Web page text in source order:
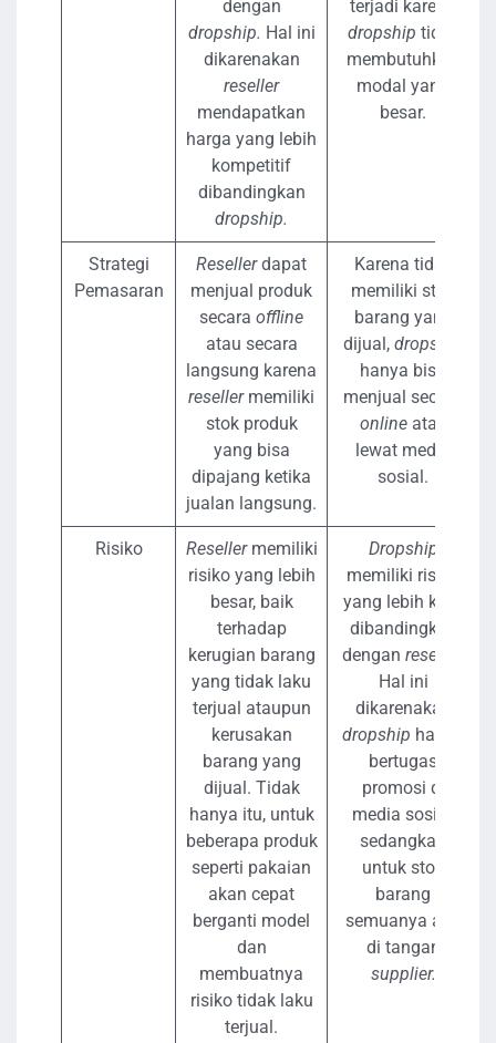
dengan
dropship. Hal ini
dikarenakan
reseller
mendapatkan
harga yang lebih
kompetitif
dibandingkan
dropship.
terjadi karena
dropship tidak
membutuhkan
modal yang
besar.
Strategi
Pemasaran
Resellerdapat
menjual produk
secara offline
atau secara
langsung karena
reseller memiliki
stok produk
yang bisa
dipajang ketika
jualan langsung.
Karena tidak
memiliki stok
barang yang
dijual, dropship
hanya bisa
menjual secara
online atau
lewat media
sosial.
Risiko Reseller memiliki
risiko yang lebih
besar, baik
terhadap
kerugian barang
yang tidak laku
terjual ataupun
kerusakan
barang yang
dijual. Tidak
hanya itu, untuk
beberapa produk
seperti pakaian
akan cepat
berganti model
dan
membuatnya
risiko tidak laku
terjual.
Dropship
memiliki risiko
yang lebih kecil
dibandingkan
dengan reseller.
Hal ini
dikarenakan
dropship hanya
bertugas
promosi di
media sosial,
sedangkan
untuk stok
barang
semuanya ada
di tangan
supplier.